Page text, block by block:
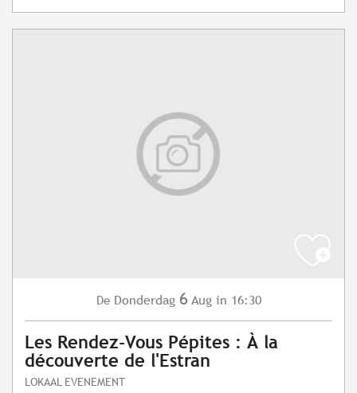
De Donderdag 6 Aug in 16:30
Les Rendez-Vous Pépites : À la
découverte de l'Estran
LOKAAL EVENEMENT